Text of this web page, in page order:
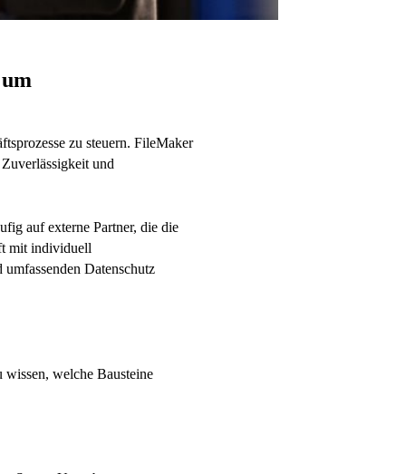
zu steuern. FileMaker
und
auf externe Partner, die die
mit individuell
Datenschutz
wissen, welche Bausteine